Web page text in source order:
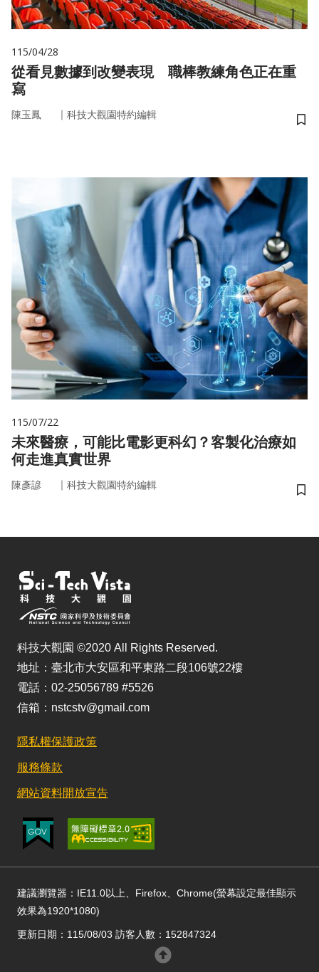
115/04/28
從看見數據到改變表現 職棒教練角色正在重
寫
陳玉鳳 ｜ 科技大觀園特約編輯
儲
115/07/22
未來醫療，可能比電影更科幻？客製化治療如
何走進真實世界
陳彥諺 ｜ 科技大觀園特約編輯
儲
科技大觀園 ©2020 All Rights Reserved.
地址：臺北市大安區和平東路二段106號22樓
電話：02-25056789 #5526
信箱：nstcstv@gmail.com
隱私權保護政策
服務條款
網站資料開放宣告
建議瀏覽器：IE11.0以上、Firefox、Chrome(螢幕設定最佳顯示
效果為1920*1080)
更新日期：115/08/03 訪客人數：152847324
回頂部